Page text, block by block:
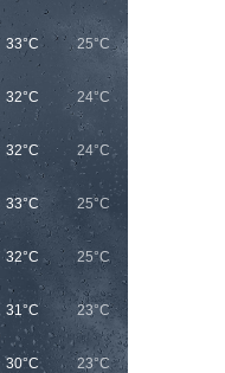
33°C 25°C
32°C 24°C
32°C 24°C
33°C 25°C
32°C 25°C
31°C 23°C
30°C 23°C